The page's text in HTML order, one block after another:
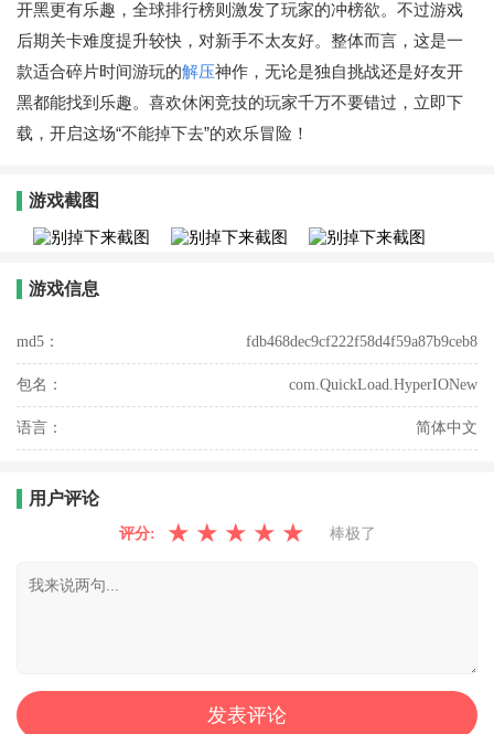
开黑更有乐趣，全球排行榜则激发了玩家的冲榜欲。不过游戏
后期关卡难度提升较快，对新手不太友好。整体而言，这是一
款适合碎片时间游玩的解压神作，无论是独自挑战还是好友开
黑都能找到乐趣。喜欢休闲竞技的玩家千万不要错过，立即下
载，开启这场“不能掉下去”的欢乐冒险！
游戏截图
游戏信息
md5： fdb468dec9cf222f58d4f59a87b9ceb8
包名： com.QuickLoad.HyperIONew
语言： 简体中文
用户评论
评分: ★ ★ ★ ★ ★ 棒极了